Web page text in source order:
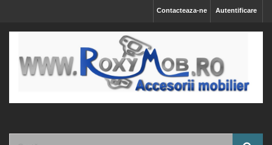
Autentificare
Contacteaza-ne